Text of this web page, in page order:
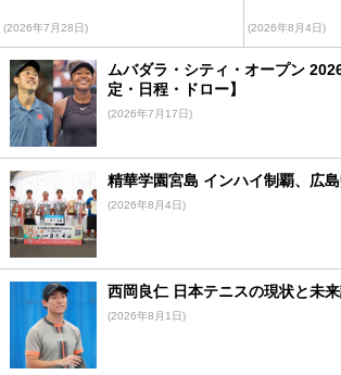
(2026年7月28日) (2026年8月4日)
ムバダラ・シティ・オープン
定・日程・ドロー】
(2026年7月17日)
精華学園宮島 インハイ制覇、広
(2026年8月4日)
西岡良仁 日本テニスの現状と未
(2026年8月1日)